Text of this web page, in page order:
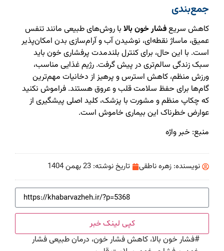
جمع‌بندی
کاهش سریعفشار خون بالا با روش‌های طبیعی مانند تنفس
عمیق، ماساژ نقطه‌ای، نوشیدن آب و آرام‌سازی بدن امکان‌پذیر
است. با این حال، برای کنترل بلندمدت پرفشاری خون باید
سبک زندگی سالم‌تری در پیش گرفت. رژیم غذایی مناسب،
ورزش منظم، کاهش استرس و پرهیز از دخانیات مهم‌ترین
گام‌ها برای حفظ سلامت قلب و عروق هستند. فراموش نکنید
که چکاپ منظم و مشورت با پزشک، کلید اصلی پیشگیری از
عوارض خطرناک این بیماری خاموش است.
منبع: خبر واژه
نویسنده: زهره ناطقی تاریخ نوشته: 23 بهمن 1404
کپی لینک خبر
#فشار خون بالا، کاهش فشار خون، درمان طبیعی فشار